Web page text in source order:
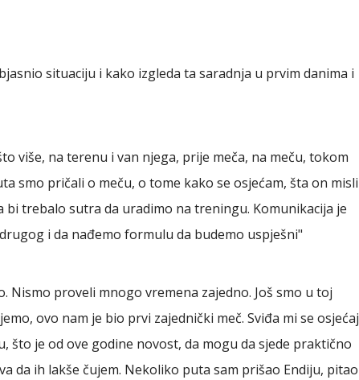
situaciju i kako izgleda ta saradnja u prvim danima i
više, na terenu i van njega, prije meča, na meču, tokom
smo pričali o meču, o tome kako se osjećam, šta on misli
bi trebalo sutra da uradimo na treningu. Komunikacija je
i da nađemo formulu da budemo uspješni"
Nismo proveli mnogo vremena zajedno. Još smo u toj
ovo nam je bio prvi zajednički meč. Sviđa mi se osjećaj
što je od ove godine novost, da mogu da sjede praktično
da ih lakše čujem. Nekoliko puta sam prišao Endiju, pitao